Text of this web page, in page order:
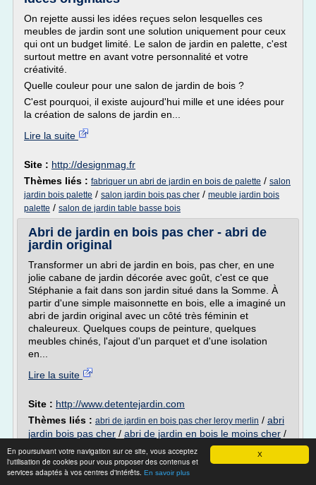
X
En poursuivant votre navigation sur ce site, vous acceptez
l'utilisation de cookies pour vous proposer des contenus et
services adaptés à vos centres d'intérêts. En savoir plus
On rejette aussi les idées reçues selon lesquelles ces
meubles de jardin sont une solution uniquement pour ceux
qui ont un budget limité. Le salon de jardin en palette, c'est
surtout mettre en avant votre personnalité et votre
créativité.
Quelle couleur pour une salon de jardin de bois ?
C'est pourquoi, il existe aujourd'hui mille et une idées pour
la création de salons de jardin en...
Lire la suite
Site : http://designmag.fr
Thèmes liés : fabriquer un abri de jardin en bois de palette / salon
jardin bois palette / salon jardin bois pas cher / meuble jardin bois
palette / salon de jardin table basse bois
Abri de jardin en bois pas cher - abri de
jardin original
Transformer un abri de jardin en bois, pas cher, en une
jolie cabane de jardin décorée avec goût, c'est ce que
Stéphanie a fait dans son jardin situé dans la Somme. À
partir d'une simple maisonnette en bois, elle a imaginé un
abri de jardin original avec un côté très féminin et
chaleureux. Quelques coups de peinture, quelques
meubles chinés, l'ajout d'un parquet et d'une isolation
en...
Lire la suite
Site : http://www.detentejardin.com
Thèmes liés : abri de jardin en bois pas cher leroy merlin / abri
jardin bois pas cher / abri de jardin en bois le moins cher /
cabane abri de jardin pas cher abri de jardin pas cher leroy merlin
Abri de Jardin Auchan, achat Abri de jardin